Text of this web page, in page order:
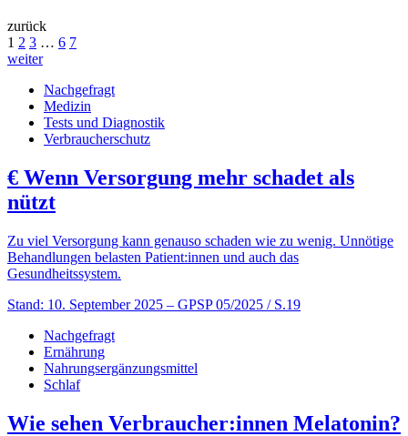
zurück
1 2 3 … 6 7
weiter
Nachgefragt
Medizin
Tests und Diagnostik
Verbraucherschutz
€ Wenn Versorgung mehr schadet als
nützt
Zu viel Versorgung kann genauso schaden wie zu wenig. Unnötige
Behandlungen belasten Patient:innen und auch das
Gesundheitssystem.
Stand: 10. September 2025 – GPSP 05/2025 / S.19
Nachgefragt
Ernährung
Nahrungsergänzungsmittel
Schlaf
Wie sehen Verbraucher:innen Melatonin?